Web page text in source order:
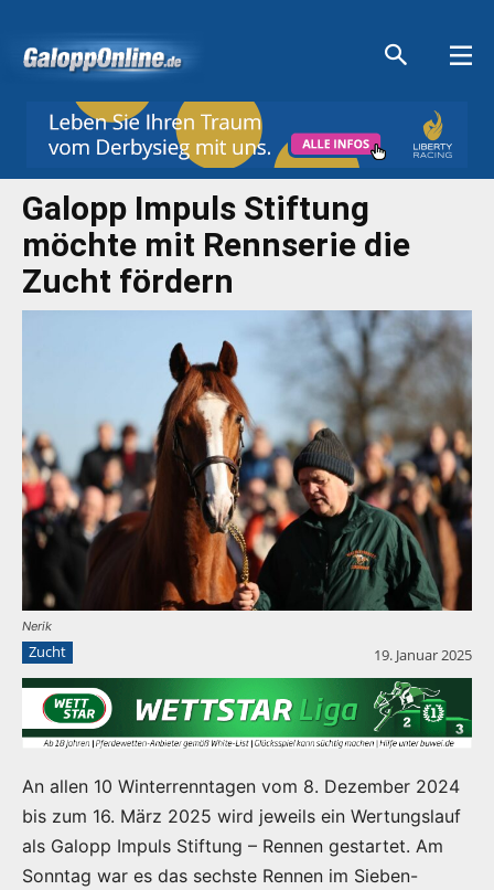
Galopp Impuls Stiftung
möchte mit Rennserie die
Zucht fördern
Nerik
Zucht 19. Januar 2025
An allen 10 Winterrenntagen vom 8. Dezember 2024
bis zum 16. März 2025 wird jeweils ein Wertungslauf
als Galopp Impuls Stiftung – Rennen gestartet. Am
Sonntag war es das sechste Rennen im Sieben-